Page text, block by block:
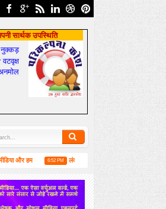
सार्थक उपस्थिति
नुक्कड़
वटवृक्ष
हम 6:52 PM लंदन में 1 जून को मिलने की उद्घोषणा के साथ